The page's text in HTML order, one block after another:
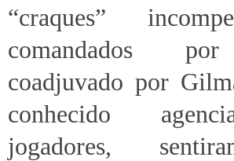
“craques”
comandados
coadjuvado por
conhecido
jogadores,